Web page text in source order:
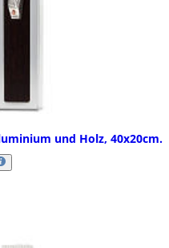
und Holz, 40x20cm.